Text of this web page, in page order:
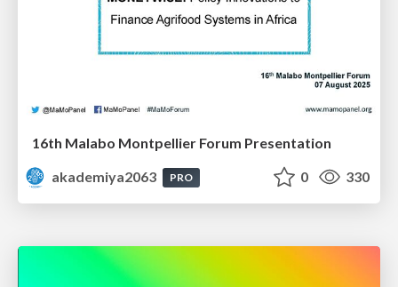
16th Malabo Montpellier Forum Presentation
akademiya2063
PRO 0 330